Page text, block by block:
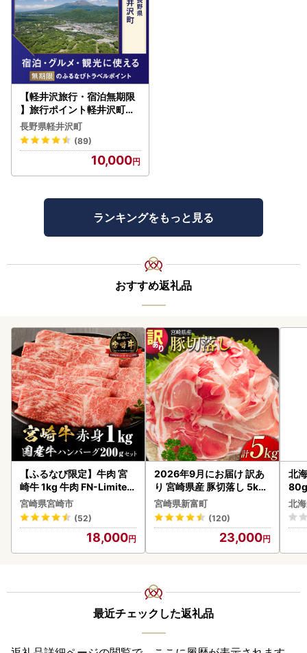
【軽井沢旅行・宿泊無期限
】旅行ポイント軽井沢町ふ
るなびトラベルポイント
長野県軽井沢町
(89)
10,000
ランキングをもっと見る
おすすめ返礼品
【ふるなび限定】牛肉 宮
崎牛 1kg 牛肉 FN-Limited
-VO
宮崎県宮崎市
(52)
18,000
2026年9月にお届け 訳あ
り 宮崎県産 豚切落し 5kg
C325-2506-2609
宮崎県新富町
(120)
23,000
北
ク
く
道
北
最近チェックした返礼品